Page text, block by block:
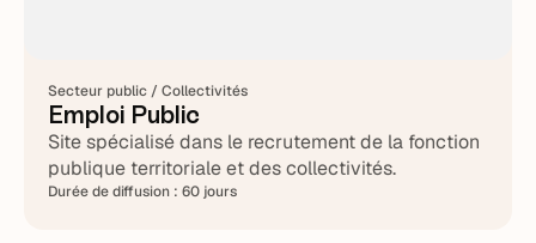
Secteur public / Collectivités
Emploi Public
Site spécialisé dans le recrutement de la fonction
publique territoriale et des collectivités.
Durée de diffusion :60 jours